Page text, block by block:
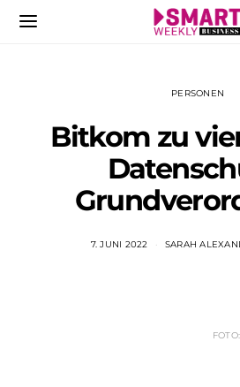
PERSONEN
Bitkom zu
7. JUNI 2022 SARAH